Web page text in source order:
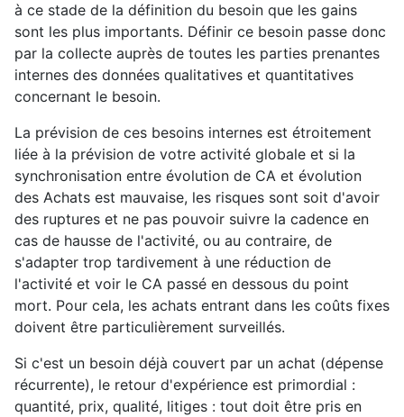
à ce stade de la définition du besoin que les gains
sont les plus importants. Définir ce besoin passe donc
par la collecte auprès de toutes les parties prenantes
internes des données qualitatives et quantitatives
concernant le besoin.
La prévision de ces besoins internes est étroitement
liée à la prévision de votre activité globale et si la
synchronisation entre évolution de CA et évolution
des Achats est mauvaise, les risques sont soit d'avoir
des ruptures et ne pas pouvoir suivre la cadence en
cas de hausse de l'activité, ou au contraire, de
s'adapter trop tardivement à une réduction de
l'activité et voir le CA passé en dessous du point
mort. Pour cela, les achats entrant dans les coûts fixes
doivent être particulièrement surveillés.
Si c'est un besoin déjà couvert par un achat (dépense
récurrente), le retour d'expérience est primordial :
quantité, prix, qualité, litiges : tout doit être pris en